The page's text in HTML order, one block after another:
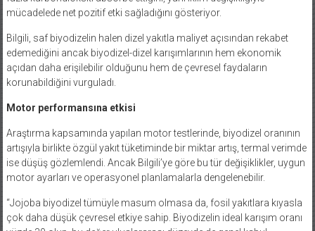
mücadelede net pozitif etki sağladığını gösteriyor.
Bilgili, saf biyodizelin halen dizel yakıtla maliyet açısından rekabet
edemediğini ancak biyodizel-dizel karışımlarının hem ekonomik
açıdan daha erişilebilir olduğunu hem de çevresel faydaların
korunabildiğini vurguladı.
Motor performansına etkisi
Araştırma kapsamında yapılan motor testlerinde, biyodizel oranının
artışıyla birlikte özgül yakıt tüketiminde bir miktar artış, termal verimde
ise düşüş gözlemlendi. Ancak Bilgili’ye göre bu tür değişiklikler, uygun
motor ayarları ve operasyonel planlamalarla dengelenebilir.
“Jojoba biyodizel tümüyle masum olmasa da, fosil yakıtlara kıyasla
çok daha düşük çevresel etkiye sahip. Biyodizelin ideal karışım oranı